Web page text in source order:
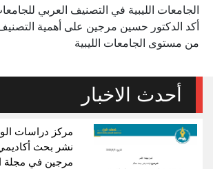
الجامعات الليبية في التصنيف العربي
أكد الدكتور حسين مرجين على أهمية
من مستوى الجامعات الليبية
أحدث الاخبار
مركز دراسات
نشر بحث
مرجين في مجلة